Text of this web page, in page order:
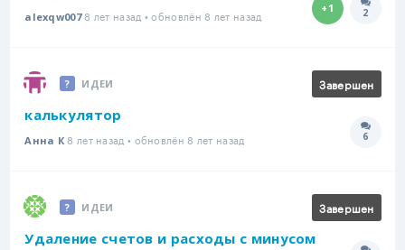
alexqw0078 лет назад • обновлён 8 лет назад +1 2
ИДЕИ Завершен
калькулятор
Анна К 8 лет назад • обновлён 8 лет назад 6
ИДЕИ Завершен
Удаление счетов и расходы с минусом